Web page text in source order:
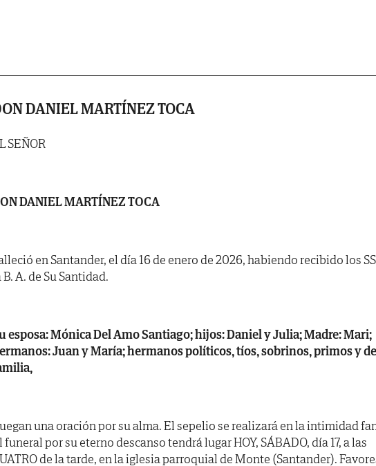
DANIEL MARTÍNEZ TOCA
SEÑOR
DANIEL MARTÍNEZ TOCA
en Santander, el día 16 de enero de 2026, habiendo recibido los
B. A. de Su Santidad.
esposa: Mónica Del Amo Santiago; hijos: Daniel y Julia; Madre: Mari;
Juan y María; hermanos políticos, tíos, sobrinos, primos y
una oración por su alma. El sepelio se realizará en la intimidad
funeral por su eterno descanso tendrá lugar HOY, SÁBADO, día 17, a las
de la tarde, en la iglesia parroquial de Monte (Santander).